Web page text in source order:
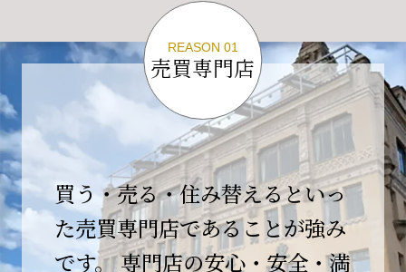
2026年5月7日(木)以降、順次対応させて頂きま
ご不便をおかけいたしますが、何卒ご理解の程
よろしくお願いいたします。
2026-04-17
【臨時休業のお知らせ】
平素より格別のご愛顧を賜り、誠にありがとう
ございます。
誠に勝手ながら、弊社開業10周年イベント開催
REASON 01
売買専門店
買う・売る・住み替えるといっ
た売買専門店であることが強み
です。 専門店の安心・安全・満